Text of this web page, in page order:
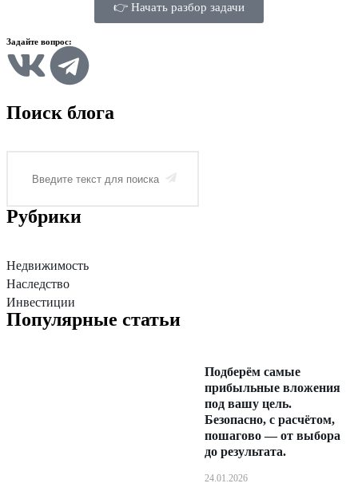
👉 Начать разбор задачи
Задайте вопрос:
Поиск блога
Рубрики
Недвижимость
Наследство
Инвестиции
Популярные статьи
Подберём самые
прибыльные вложения
под вашу цель.
Безопасно, с расчётом,
пошагово — от выбора
до результата.
24.01.2026